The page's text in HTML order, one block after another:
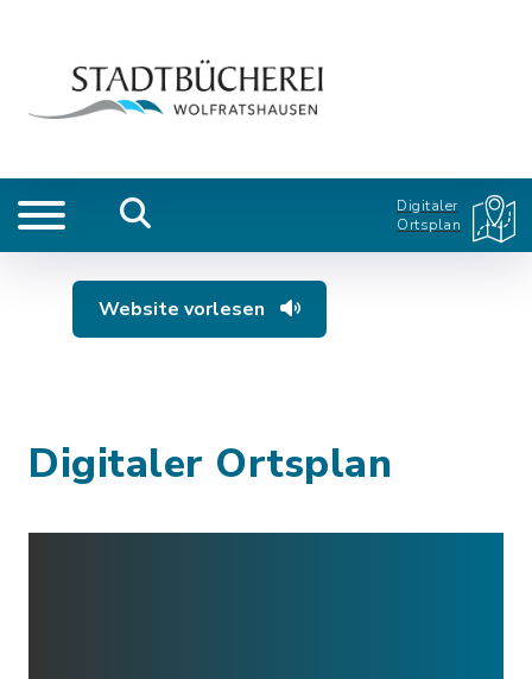
Digitaler
Ortsplan
Website vorlesen
Digitaler Ortsplan